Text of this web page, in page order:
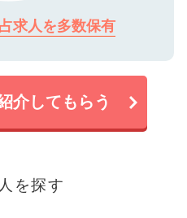
求人を多数保有
介してもらう
を探す